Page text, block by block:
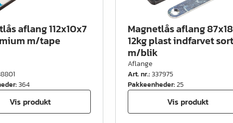
aflang 112x10x7
m/tape
:364
Vis produkt
Magnetlås aflang
12kg plast indfarvet sort
m/blik
Aflange
Art. nr.:337975
Pakkeenheder:25
Vis produkt